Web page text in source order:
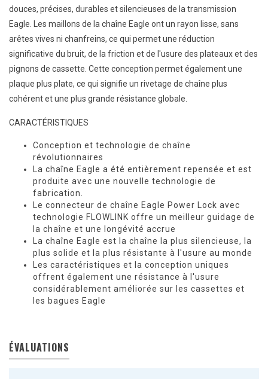
douces, précises, durables et silencieuses de la transmission
Eagle. Les maillons de la chaîne Eagle ont un rayon lisse, sans
arêtes vives ni chanfreins, ce qui permet une réduction
significative du bruit, de la friction et de l'usure des plateaux et des
pignons de cassette. Cette conception permet également une
plaque plus plate, ce qui signifie un rivetage de chaîne plus
cohérent et une plus grande résistance globale.
CARACTÉRISTIQUES
Conception et technologie de chaîne
révolutionnaires
La chaîne Eagle a été entièrement repensée et est
produite avec une nouvelle technologie de
fabrication.
Le connecteur de chaîne Eagle Power Lock avec
technologie FLOWLINK offre un meilleur guidage de
la chaîne et une longévité accrue
La chaîne Eagle est la chaîne la plus silencieuse, la
plus solide et la plus résistante à l'usure au monde
Les caractéristiques et la conception uniques
offrent également une résistance à l'usure
considérablement améliorée sur les cassettes et
les bagues Eagle
ÉVALUATIONS